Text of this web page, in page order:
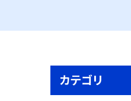
カテゴリ